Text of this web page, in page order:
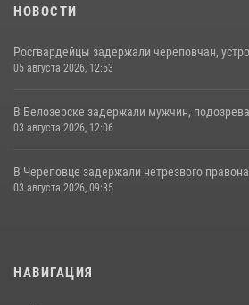
НОВОСТИ
Росгвардейцы задержали череповчан,
05 августа 2026, 12:53
В Белозерске задержали мужчин,
03 августа 2026, 12:06
В Череповце задержали нетрезвого
03 августа 2026, 09:35
НАВИГАЦИЯ